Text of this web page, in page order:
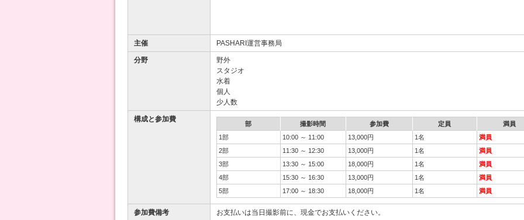
主催 PASHARI運営事務局
分野
野外
スタジオ
水着
個人
少人数
構成と参加費
部 撮影時間 参加費 定員
満員
1部
10:00 ～ 11:00 13,000円 1名
満員
2部
11:30 ～ 12:30 13,000円 1名
満員
3部
13:30 ～ 15:00 18,000円 1名
満員
4部
15:30 ～ 16:30 13,000円 1名
満員
5部
17:00 ～ 18:30 18,000円 1名 満員
参加費備考 お支払いは当日撮影前に、現金でお支払いください。